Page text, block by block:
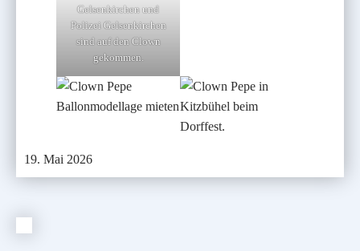
Gelsenkirchen und
Polizei Gelsenkirchen
sind auf den Clown
gekommen.
19. Mai 2026